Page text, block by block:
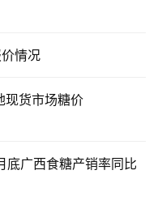
情况
现货市场糖价
广西食糖产销率同比